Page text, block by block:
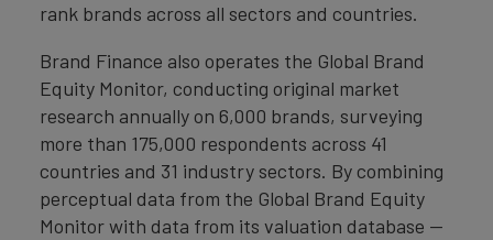
rank brands across all sectors and countries.
Brand Finance also operates the Global Brand
Equity Monitor, conducting original market
research annually on 6,000 brands, surveying
more than 175,000 respondents across 41
countries and 31 industry sectors. By combining
perceptual data from the Global Brand Equity
Monitor with data from its valuation database —